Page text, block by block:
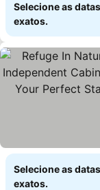
Selecione as
exatos.
Selecione as
exatos.